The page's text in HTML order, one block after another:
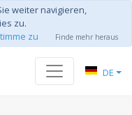
weiter navigieren,
zu.
zu
Finde mehr heraus
DE